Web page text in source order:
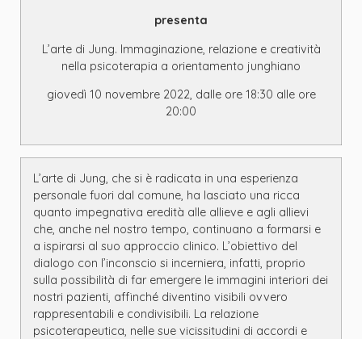
presenta
L’arte di Jung. Immaginazione, relazione e creatività
nella psicoterapia a orientamento junghiano
giovedì 10 novembre 2022, dalle ore 18:30 alle ore
20:00
L’arte di Jung, che si è radicata in una esperienza
personale fuori dal comune, ha lasciato una ricca
quanto impegnativa eredità alle allieve e agli allievi
che, anche nel nostro tempo, continuano a formarsi e
a ispirarsi al suo approccio clinico. L’obiettivo del
dialogo con l’inconscio si incerniera, infatti, proprio
sulla possibilità di far emergere le immagini interiori dei
nostri pazienti, affinché diventino visibili ovvero
rappresentabili e condivisibili. La relazione
psicoterapeutica, nelle sue vicissitudini di accordi e